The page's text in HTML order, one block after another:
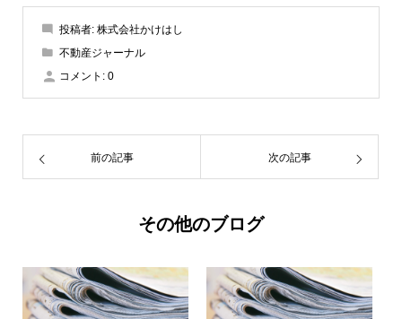
投稿者: 株式会社かけはし
不動産ジャーナル
コメント: 0
前の記事 次の記事
その他のブログ